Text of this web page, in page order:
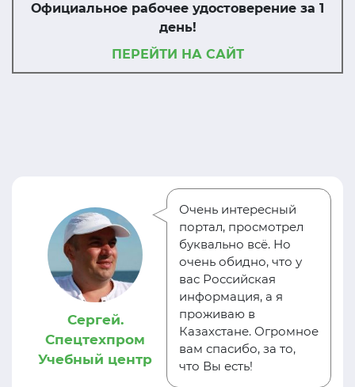
Официальное рабочее удостоверение за 1
день!
ПЕРЕЙТИ НА САЙТ
Сергей.
Спецтехпром
Учебный центр
Очень интересный
портал, просмотрел
буквально всё. Но
очень обидно, что у
вас Российская
информация, а я
проживаю в
Казахстане. Огромное
вам спасибо, за то,
что Вы есть!